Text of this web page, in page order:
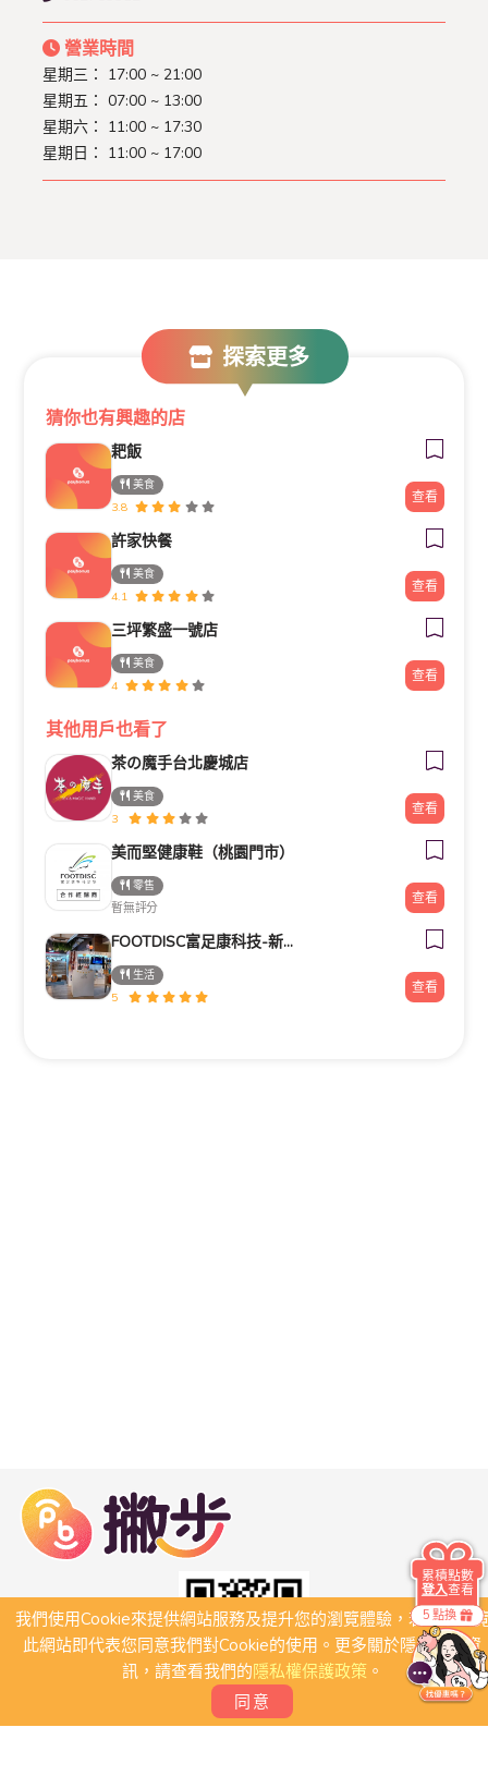
營業時間
星期三： 17:00 ~ 21:00
星期五： 07:00 ~ 13:00
星期六： 11:00 ~ 17:30
星期日： 11:00 ~ 17:00
探索更多
猜你也有興趣的店
耙飯
美食
3.8
查看
許家快餐
美食
4.1
查看
三坪繁盛一號店
美食
4
查看
其他用戶也看了
茶の魔手台北慶城店
美食
3
查看
美而堅健康鞋（桃園門市）
零售
暫無評分
查看
FOOTDISC富足康科技-新光三越-西門店
生活
5
查看
我們使用Cookie來提供網站服務及提升您的瀏覽體驗，若繼續瀏
此網站即代表您同意我們對Cookie的使用。更多關於隱私保護資
訊，請查看我們的隱私權保護政策。
同意
5 點換
累積點數
登入查看